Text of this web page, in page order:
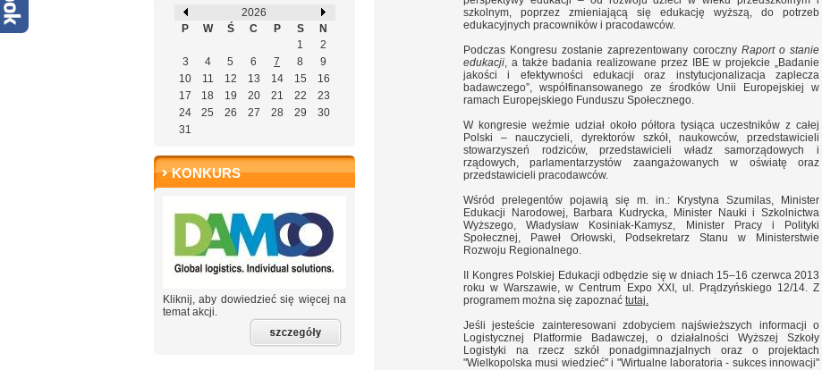
2026
P
W Ś C P S
N
1
2
3
4 5 6 7 8
9
10
11 12 13 14 15
16
17
18 19 20 21 22
23
24
25 26 27 28 29
30
31
KONKURS
Kliknij, aby dowiedzieć się więcej na
temat akcji.
szkolnym, poprzez zmieniającą się edukację wyższą, do potrzeb
edukacyjnych pracowników i pracodawców.
Podczas Kongresu zostanie zaprezentowany coroczny Raport o stanie
edukacji, a także badania realizowane przez IBE w projekcie „Badanie
jakości i efektywności edukacji oraz instytucjonalizacja zaplecza
badawczego”, współfinansowanego ze środków Unii Europejskiej w
ramach Europejskiego Funduszu Społecznego.
W kongresie weźmie udział około półtora tysiąca uczestników z całej
Polski – nauczycieli, dyrektorów szkół, naukowców, przedstawicieli
stowarzyszeń rodziców, przedstawicieli władz samorządowych i
rządowych, parlamentarzystów zaangażowanych w oświatę oraz
przedstawicieli pracodawców.
Wśród prelegentów pojawią się m. in.: Krystyna Szumilas, Minister
Edukacji Narodowej, Barbara Kudrycka, Minister Nauki i Szkolnictwa
Wyższego, Władysław Kosiniak-Kamysz, Minister Pracy i Polityki
Społecznej, Paweł Orłowski, Podsekretarz Stanu w Ministerstwie
Rozwoju Regionalnego.
II Kongres Polskiej Edukacji odbędzie się w dniach 15–16 czerwca 2013
roku w Warszawie, w Centrum Expo XXI, ul. Prądzyńskiego 12/14. Z
programem można się zapoznać tutaj.
Jeśli jesteście zainteresowani zdobyciem najświeższych informacji o
Logistycznej Platformie Badawczej, o działalności Wyższej Szkoły
Logistyki na rzecz szkół ponadgimnazjalnych oraz o projektach
"Wielkopolska musi wiedzieć" i "Wirtualne laboratoria - sukces innowacji"